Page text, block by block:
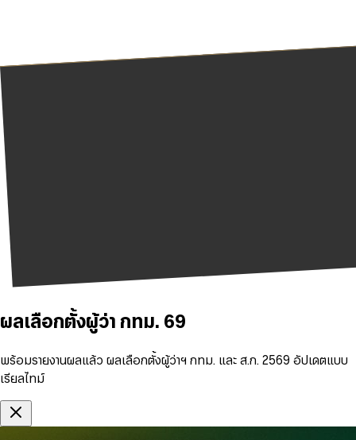
ผลเลือกตั้งผู้ว่า กทม. 69
พร้อมรายงานผลแล้ว ผลเลือกตั้งผู้ว่าฯ กทม. และ ส.ก. 2569 อัปเดตแบบ
เรียลไทม์